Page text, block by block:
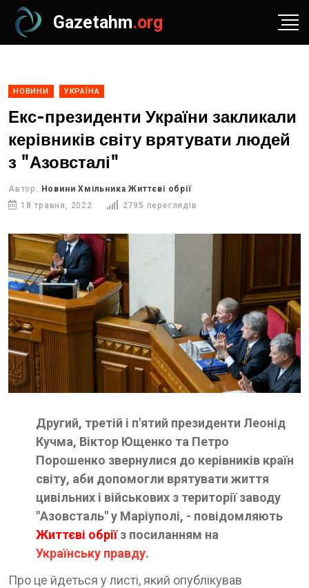
Gazetahm.org
НОВИНИ УКРАЇНА
Екс-президенти України закликали
керівників світу врятувати людей
з "Азовсталі"
Автор: Новини Хмільника Життєві обрії
18 травня, 2022
2795 переглядів
Другий, третій і п'ятий президенти Леонід
Кучма, Віктор Ющенко та Петро
Порошенко звернулися до керівників країн
світу, аби допомогли врятувати життя
цивільних і військових з території заводу
"Азовсталь" у Маріуполі, - повідомляють
Життєві обріїз посиланням на
Українську правду.
Про це йдеться у листі, який опублікував